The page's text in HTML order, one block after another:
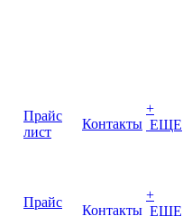
Прайс
лист
Контакты
+
ЕЩЕ
Прайс
Контакты
+
ЕЩЕ